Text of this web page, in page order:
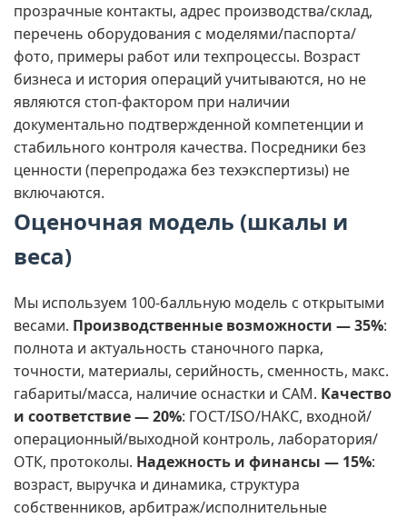
прозрачные контакты, адрес производства/склад,
перечень оборудования с моделями/паспорта/
фото, примеры работ или техпроцессы. Возраст
бизнеса и история операций учитываются, но не
являются стоп‑фактором при наличии
документально подтвержденной компетенции и
стабильного контроля качества. Посредники без
ценности (перепродажа без техэкспертизы) не
включаются.
Оценочная модель (шкалы и
веса)
Мы используем 100‑балльную модель с открытыми
весами. Производственные возможности — 35%:
полнота и актуальность станочного парка,
точности, материалы, серийность, сменность, макс.
габариты/масса, наличие оснастки и CAM. Качество
и соответствие — 20%: ГОСТ/ISO/НАКС, входной/
операционный/выходной контроль, лаборатория/
ОТК, протоколы. Надежность и финансы — 15%:
возраст, выручка и динамика, структура
собственников, арбитраж/исполнительные